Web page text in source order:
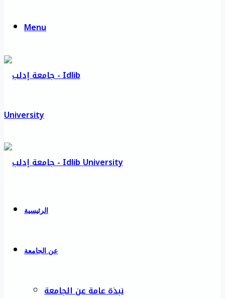
Menu
الرئيسية
عن الجامعة
نبذة عامة عن الجامعة